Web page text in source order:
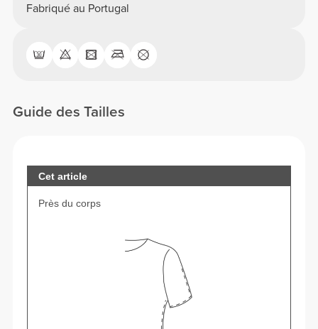
Fabriqué au Portugal
Guide des Tailles
Cet article
Près du corps